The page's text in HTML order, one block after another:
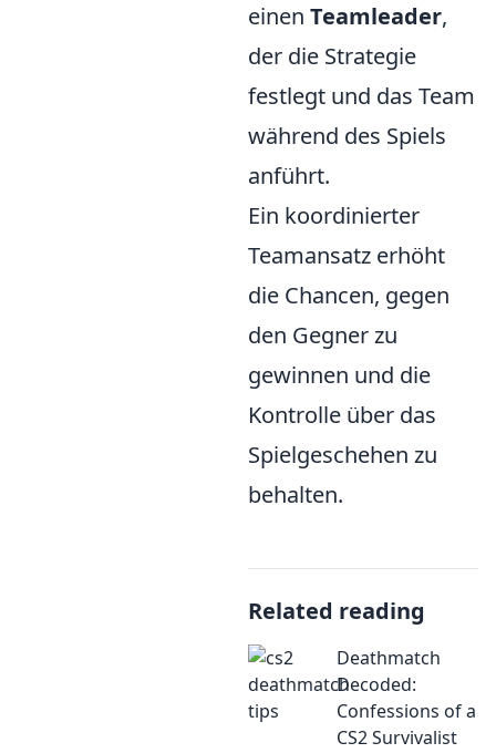
einen Teamleader,
der die Strategie
festlegt und das Team
während des Spiels
anführt.
Ein koordinierter
Teamansatz erhöht
die Chancen, gegen
den Gegner zu
gewinnen und die
Kontrolle über das
Spielgeschehen zu
behalten.
Related reading
Deathmatch
Decoded:
Confessions of a
CS2 Survivalist